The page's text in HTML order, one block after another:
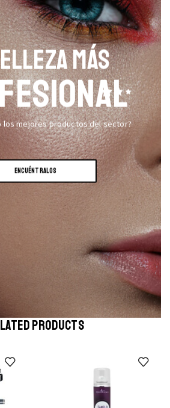
MÁS
los mejores productos del sector?
ENCUÉNTRALOS
PRODUCTS